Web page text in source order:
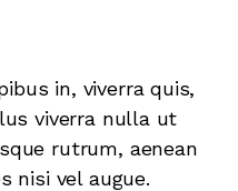
in, viverra quis,
viverra nulla ut
rutrum, aenean
nisi vel augue.